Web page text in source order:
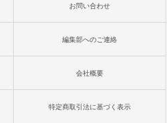
お問い合わせ
編集部へのご連絡
会社概要
特定商取引法に基づく表示